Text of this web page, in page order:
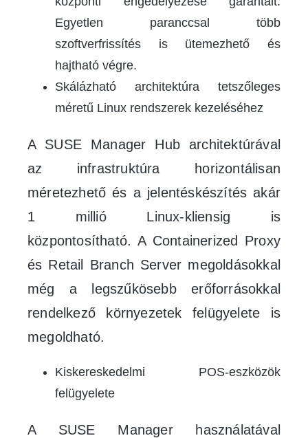
Egyetlen paranccsal több
szoftverfrissítés is ütemezhető és
hajtható végre.
Skálázható architektúra tetszőleges
méretű Linux rendszerek kezeléséhez
A SUSE Manager Hub architektúrával
az infrastruktúra horizontálisan
méretezhető és a jelentéskészítés akár
1 millió Linux-kliensig is
központosítható. A Containerized Proxy
és Retail Branch Server megoldásokkal
még a legszűkösebb erőforrásokkal
rendelkező környezetek felügyelete is
megoldható.
Kiskereskedelmi POS-eszközök
felügyelete
A SUSE Manager használatával